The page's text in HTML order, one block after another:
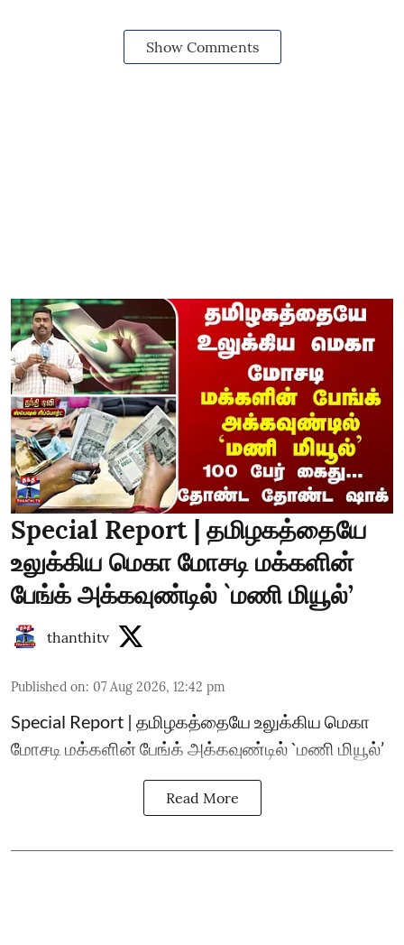
Show Comments
Special Report | தமிழகத்தையே
உலுக்கிய மெகா மோசடி மக்களின்
பேங்க் அக்கவுண்டில் `மணி மியூல்’
thanthitv
Published on: 07 Aug 2026, 12:42 pm
Special Report | தமிழகத்தையே உலுக்கிய மெகா
மோசடி மக்களின் பேங்க் அக்கவுண்டில் `மணி மியூல்’
Read More